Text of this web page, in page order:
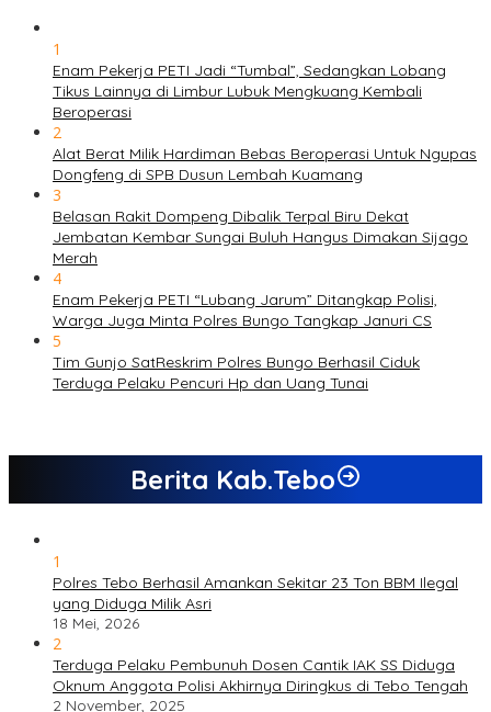
1
Enam Pekerja PETI Jadi “Tumbal”, Sedangkan Lobang
Tikus Lainnya di Limbur Lubuk Mengkuang Kembali
Beroperasi
2
Alat Berat Milik Hardiman Bebas Beroperasi Untuk Ngupas
Dongfeng di SPB Dusun Lembah Kuamang
3
Belasan Rakit Dompeng Dibalik Terpal Biru Dekat
Jembatan Kembar Sungai Buluh Hangus Dimakan Sijago
Merah
4
Enam Pekerja PETI “Lubang Jarum” Ditangkap Polisi,
Warga Juga Minta Polres Bungo Tangkap Januri CS
5
Tim Gunjo SatReskrim Polres Bungo Berhasil Ciduk
Terduga Pelaku Pencuri Hp dan Uang Tunai
Berita Kab.Tebo
1
Polres Tebo Berhasil Amankan Sekitar 23 Ton BBM Ilegal
yang Diduga Milik Asri
18 Mei, 2026
2
Terduga Pelaku Pembunuh Dosen Cantik IAK SS Diduga
Oknum Anggota Polisi Akhirnya Diringkus di Tebo Tengah
2 November, 2025